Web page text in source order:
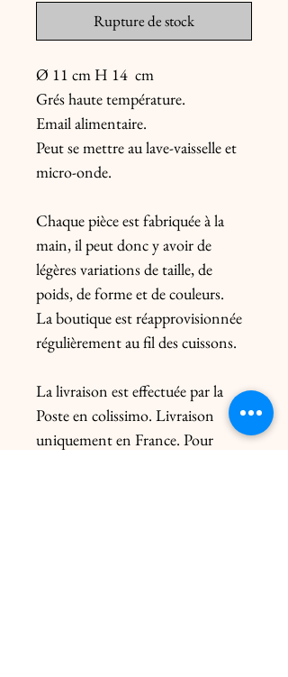
Rupture de stock
Ø 11 cm H 14  cm
Grés haute température.
Email alimentaire.
Peut se mettre au lave-vaisselle et
micro-onde.
Chaque pièce est fabriquée à la
main, il peut donc y avoir de
légères variations de taille, de
poids, de forme et de couleurs.
La boutique est réapprovisionnée
régulièrement au fil des cuissons.
La livraison est effectuée par la
Poste en colissimo. Livraison
uniquement en France. Pour